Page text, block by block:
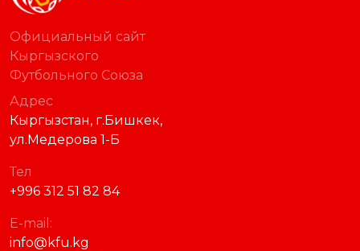
Официальный сайт
Кыргызского
Футбольного Союза
Адрес
Кыргызстан, г.Бишкек,
ул.Медерова 1-Б
Тел
+996 312 51 82 84
E-mail:
info@kfu.kg